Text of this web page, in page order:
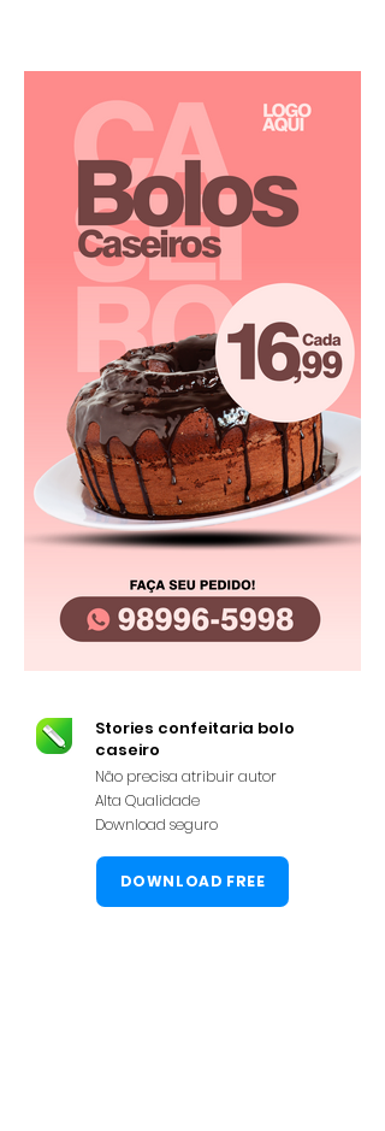
Stories confeitaria bolo
caseiro
Não precisa atribuir autor
Alta Qualidade
Download seguro
DOWNLOAD FREE